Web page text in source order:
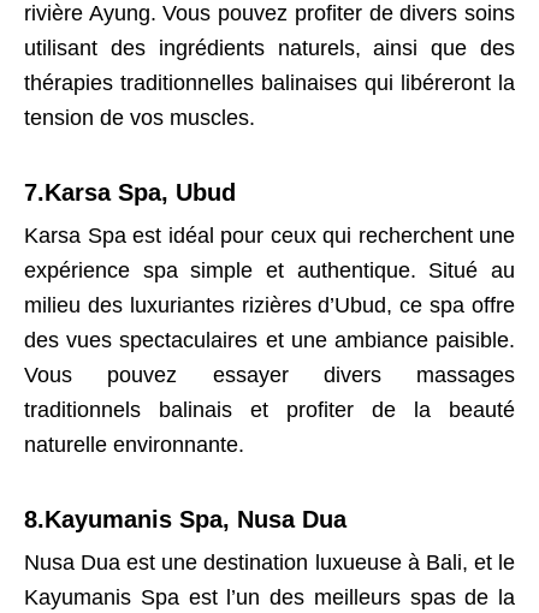
rivière Ayung. Vous pouvez profiter de divers soins
utilisant des ingrédients naturels, ainsi que des
thérapies traditionnelles balinaises qui libéreront la
tension de vos muscles.
7.Karsa Spa, Ubud
Karsa Spa est idéal pour ceux qui recherchent une
expérience spa simple et authentique. Situé au
milieu des luxuriantes rizières d’Ubud, ce spa offre
des vues spectaculaires et une ambiance paisible.
Vous pouvez essayer divers massages
traditionnels balinais et profiter de la beauté
naturelle environnante.
8.Kayumanis Spa, Nusa Dua
Nusa Dua est une destination luxueuse à Bali, et le
Kayumanis Spa est l’un des meilleurs spas de la